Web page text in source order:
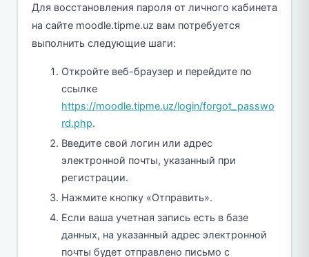
Для восстановления пароля от личного кабинета
на сайте moodle.tipme.uz вам потребуется
выполнить следующие шаги:
Откройте веб-браузер и перейдите по
ссылке
https://moodle.tipme.uz/login/forgot_passwo
rd.php.
Введите свой логин или адрес
электронной почты, указанный при
регистрации.
Нажмите кнопку «Отправить».
Если ваша учетная запись есть в базе
данных, на указанный адрес электронной
почты будет отправлено письмо с